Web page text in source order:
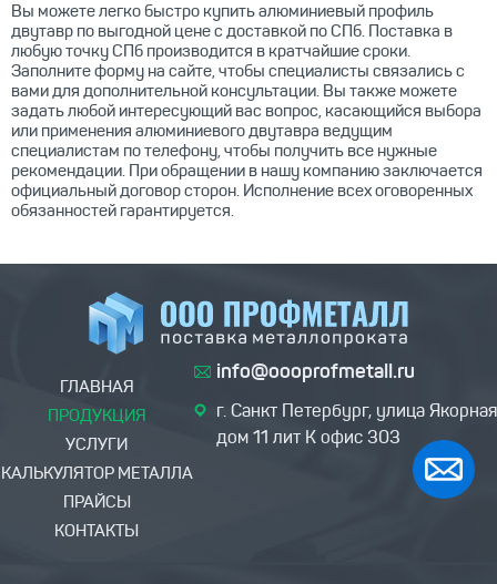
Вы можете легко быстро купить алюминиевый профиль
двутавр по выгодной цене с доставкой по СПб. Поставка в
любую точку СПб производится в кратчайшие сроки.
Заполните форму на сайте, чтобы специалисты связались с
вами для дополнительной консультации. Вы также можете
задать любой интересующий вас вопрос, касающийся выбора
или применения алюминиевого двутавра ведущим
специалистам по телефону, чтобы получить все нужные
рекомендации. При обращении в нашу компанию заключается
официальный договор сторон. Исполнение всех оговоренных
обязанностей гарантируется.
ГЛАВНАЯ
ПРОДУКЦИЯ
УСЛУГИ
КАЛЬКУЛЯТОР МЕТАЛЛА
ПРАЙСЫ
КОНТАКТЫ
info@oooprofmetall.ru
г. Санкт Петербург, улица Якорная
дом 11 лит К офис 303